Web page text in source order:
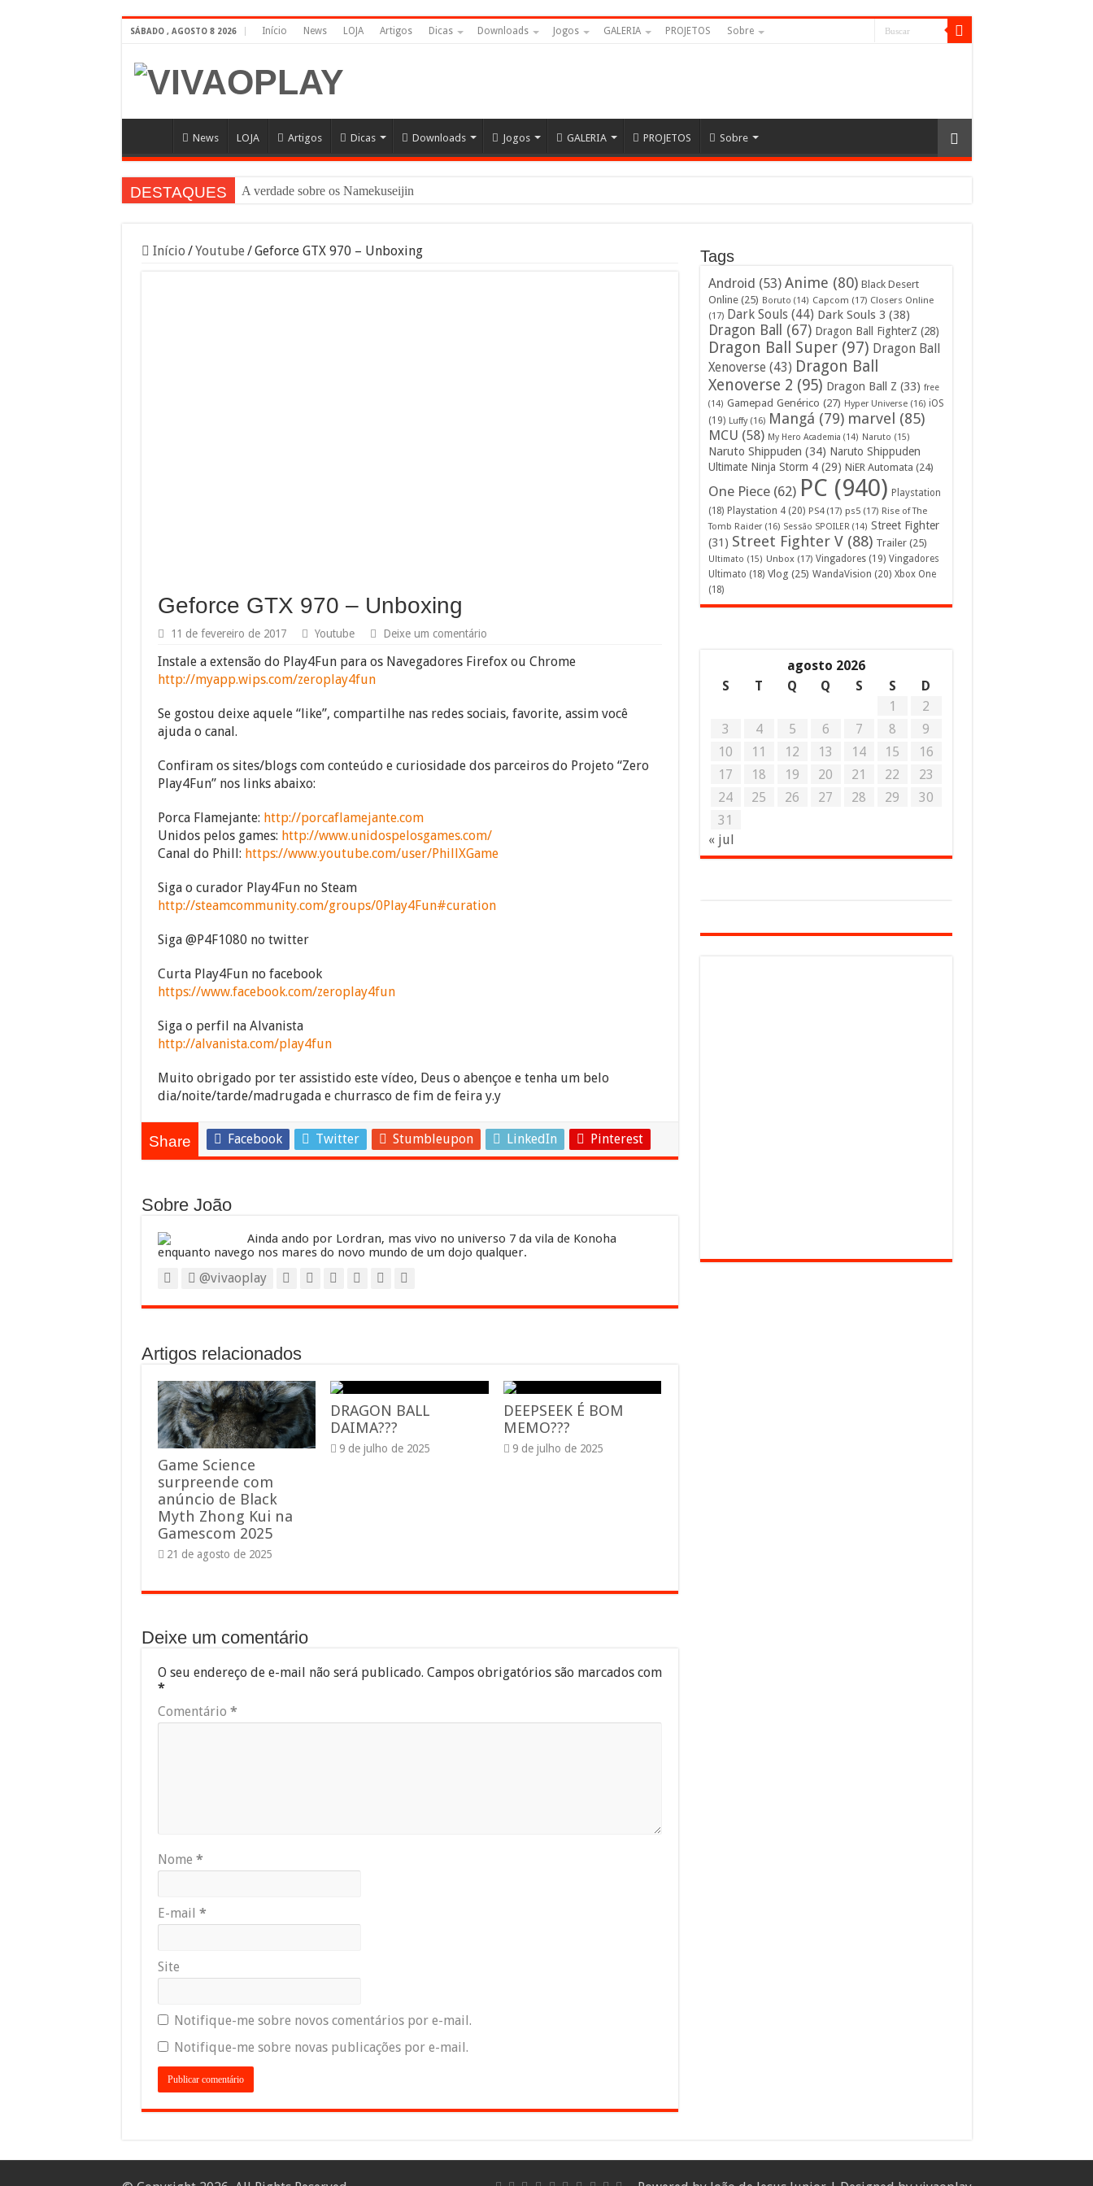
SÁBADO , AGOSTO 8 2026 Início News LOJA Artigos Dicas Downloads Jogos GALERIA PROJETOS Sobre
News LOJA Artigos Dicas Downloads Jogos GALERIA PROJETOS Sobre
DESTAQUES A verdade sobre os Namekuseijins – DRAGON BALL
Início /Youtube /Geforce GTX 970 – Unboxing
Geforce GTX 970 – Unboxing
11 de fevereiro de 2017 Youtube Deixe um comentário
Instale a extensão do Play4Fun para os Navegadores Firefox ou Chrome
http://myapp.wips.com/zeroplay4fun
Se gostou deixe aquele “like”, compartilhe nas redes sociais, favorite, assim você
ajuda o canal.
Confiram os sites/blogs com conteúdo e curiosidade dos parceiros do Projeto “Zero
Play4Fun” nos links abaixo:
Porca Flamejante: http://porcaflamejante.com
Unidos pelos games: http://www.unidospelosgames.com/
Canal do Phill: https://www.youtube.com/user/PhillXGame
Siga o curador Play4Fun no Steam
http://steamcommunity.com/groups/0Play4Fun#curation
Siga @P4F1080 no twitter
Curta Play4Fun no facebook
https://www.facebook.com/zeroplay4fun
Siga o perfil na Alvanista
http://alvanista.com/play4fun
Muito obrigado por ter assistido este vídeo, Deus o abençoe e tenha um belo
dia/noite/tarde/madrugada e churrasco de fim de feira y.y
Share Facebook Twitter Stumbleupon LinkedIn Pinterest
Sobre João
Ainda ando por Lordran, mas vivo no universo 7 da vila de Konoha
enquanto navego nos mares do novo mundo de um dojo qualquer.
@vivaoplay
Artigos relacionados
Game Science
surpreende com
anúncio de Black
Myth Zhong Kui na
Gamescom 2025
21 de agosto de 2025
DRAGON BALL
DAIMA???
9 de julho de 2025
DEEPSEEK É BOM
MEMO???
9 de julho de 2025
Deixe um comentário
O seu endereço de e-mail não será publicado. Campos obrigatórios são marcados com
*
Comentário *
Nome *
E-mail *
Site
Notifique-me sobre novos comentários por e-mail.
Notifique-me sobre novas publicações por e-mail.
Tags
Android (53) Anime (80) Black Desert
Online(25) Boruto (14) Capcom (17) Closers Online
(17) Dark Souls(44) Dark Souls 3 (38)
Dragon Ball (67) Dragon Ball FighterZ (28)
Dragon Ball Super(97) Dragon Ball
Xenoverse (43) Dragon Ball
Xenoverse 2 (95) Dragon Ball Z (33) free
(14) Gamepad Genérico (27) Hyper Universe(16) iOS
(19) Luffy(16) Mangá (79) marvel (85)
MCU (58) My Hero Academia (14) Naruto (15)
Naruto Shippuden (34) Naruto Shippuden
Ultimate Ninja Storm 4(29) NiER Automata (24)
One Piece(62) PC (940) Playstation
(18) Playstation 4(20) PS4(17) ps5(17) Rise of The
Tomb Raider(16) Sessão SPOILER(14) Street Fighter
(31) Street Fighter V(88) Trailer(25)
Ultimato (15) Unbox(17) Vingadores(19) Vingadores
Ultimato (18) Vlog (25) WandaVision (20) Xbox One
(18)
agosto 2026
S
T Q Q S S
D
1
2
3
4 5 6 7 8
9
10
11 12 13 14 15
16
17
18 19 20 21 22
23
24
25 26 27 28 29
30
31
« jul